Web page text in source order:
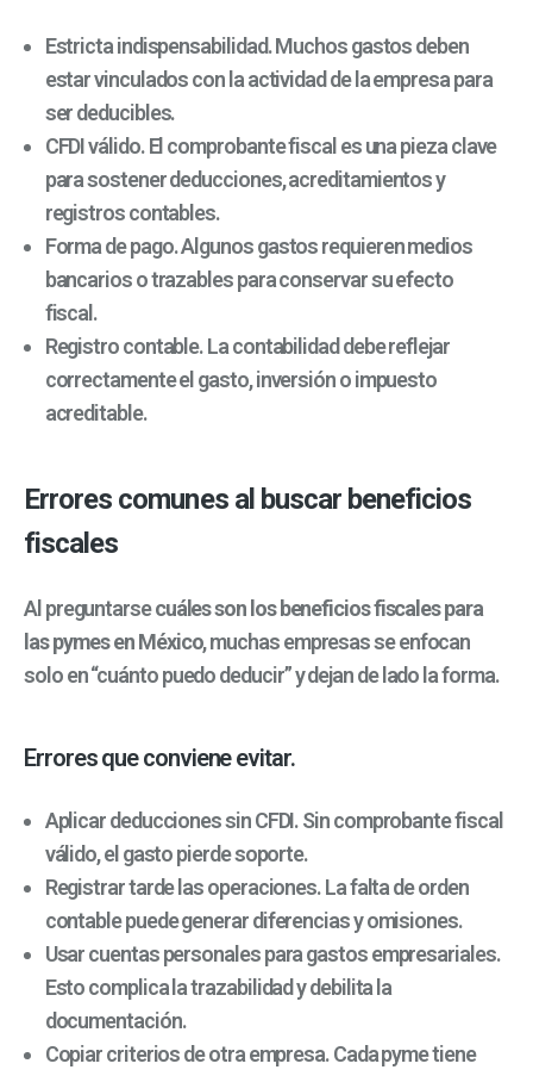
Estricta indispensabilidad. Muchos gastos deben
estar vinculados con la actividad de la empresa para
ser deducibles.
CFDI válido. El comprobante fiscal es una pieza clave
para sostener deducciones, acreditamientos y
registros contables.
Forma de pago. Algunos gastos requieren medios
bancarios o trazables para conservar su efecto
fiscal.
Registro contable. La contabilidad debe reflejar
correctamente el gasto, inversión o impuesto
acreditable.
Errores comunes al buscar beneficios
fiscales
Al preguntarsecuáles son los beneficios fiscales para
las pymes en México, muchas empresas se enfocan
solo en “cuánto puedo deducir” y dejan de lado la forma.
Errores que conviene evitar.
Aplicar deducciones sin CFDI. Sin comprobante fiscal
válido, el gasto pierde soporte.
Registrar tarde las operaciones. La falta de orden
contable puede generar diferencias y omisiones.
Usar cuentas personales para gastos empresariales.
Esto complica la trazabilidad y debilita la
documentación.
Copiar criterios de otra empresa. Cada pyme tiene